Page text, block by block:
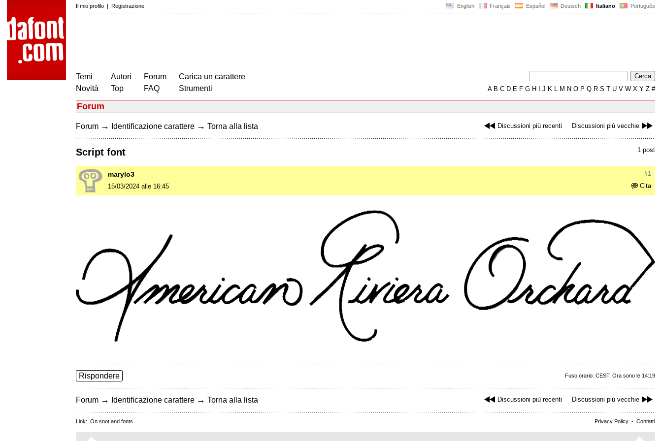
English Français Español Deutsch Italiano Português
Il mio profilo | Registrazione
Temi
Novità
Autori
Top
Forum
FAQ
Carica un carattere
Strumenti
AB C D E F G H J K L M N O P Q R S T U V W X Y Z #
Forum
Discussioni più recenti Discussioni più vecchie
Forum → Identificazione carattere → Torna alla lista
1 post
Script font
#1
marylo3
Cita
15/03/2024 alle 16:45
Fuso orario: CEST. Ora sono le 14:19
Rispondere
Discussioni più recenti Discussioni più vecchie
Forum → Identificazione carattere → Torna alla lista
Privacy Policy - Contatti
Link: On snot and fonts